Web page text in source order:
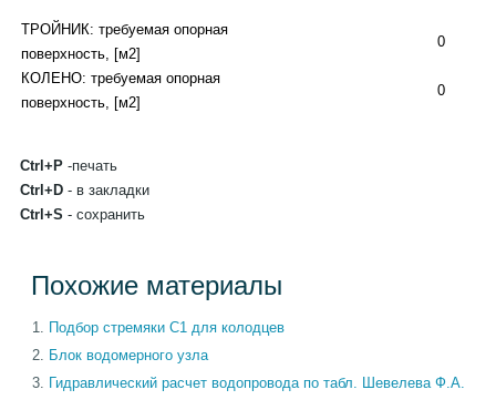
ТРОЙНИК: требуемая опорная
поверхность, [м2]
0
КОЛЕНО: требуемая опорная
поверхность, [м2]
0
Ctrl+P -печать
Ctrl+D - в закладки
Ctrl+S - сохранить
Похожие материалы
Подбор стремяки С1 для колодцев
Блок водомерного узла
Гидравлический расчет водопровода по табл. Шевелева Ф.А.